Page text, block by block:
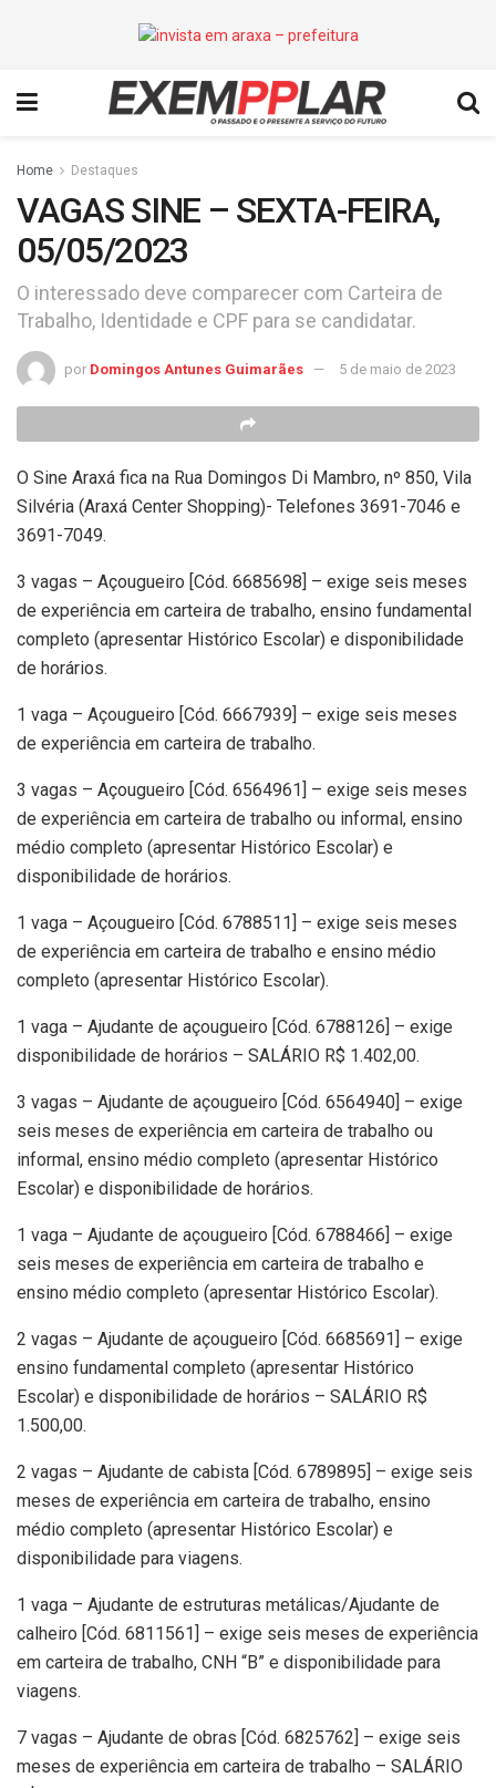
Home Destaques
VAGAS SINE – SEXTA-FEIRA,
05/05/2023
O interessado deve comparecer com Carteira de
Trabalho, Identidade e CPF para se candidatar.
por Domingos Antunes Guimarães 5 de maio de 2023
O Sine Araxá fica na Rua Domingos Di Mambro, nº 850, Vila
Silvéria (Araxá Center Shopping)- Telefones 3691-7046 e
3691-7049.
3 vagas – Açougueiro [Cód. 6685698] – exige seis meses
de experiência em carteira de trabalho, ensino fundamental
completo (apresentar Histórico Escolar) e disponibilidade
de horários.
1 vaga – Açougueiro [Cód. 6667939] – exige seis meses
de experiência em carteira de trabalho.
3 vagas – Açougueiro [Cód. 6564961] – exige seis meses
de experiência em carteira de trabalho ou informal, ensino
médio completo (apresentar Histórico Escolar) e
disponibilidade de horários.
1 vaga – Açougueiro [Cód. 6788511] – exige seis meses
de experiência em carteira de trabalho e ensino médio
completo (apresentar Histórico Escolar).
1 vaga – Ajudante de açougueiro [Cód. 6788126] – exige
disponibilidade de horários – SALÁRIO R$ 1.402,00.
3 vagas – Ajudante de açougueiro [Cód. 6564940] – exige
seis meses de experiência em carteira de trabalho ou
informal, ensino médio completo (apresentar Histórico
Escolar) e disponibilidade de horários.
1 vaga – Ajudante de açougueiro [Cód. 6788466] – exige
seis meses de experiência em carteira de trabalho e
ensino médio completo (apresentar Histórico Escolar).
2 vagas – Ajudante de açougueiro [Cód. 6685691] – exige
ensino fundamental completo (apresentar Histórico
Escolar) e disponibilidade de horários – SALÁRIO R$
1.500,00.
2 vagas – Ajudante de cabista [Cód. 6789895] – exige seis
meses de experiência em carteira de trabalho, ensino
médio completo (apresentar Histórico Escolar) e
disponibilidade para viagens.
1 vaga – Ajudante de estruturas metálicas/Ajudante de
calheiro [Cód. 6811561] – exige seis meses de experiência
em carteira de trabalho, CNH “B” e disponibilidade para
viagens.
7 vagas – Ajudante de obras [Cód. 6825762] – exige seis
meses de experiência em carteira de trabalho – SALÁRIO